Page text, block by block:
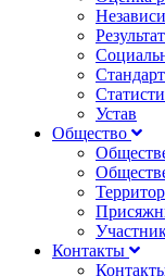
Устав
Общество
Контакты